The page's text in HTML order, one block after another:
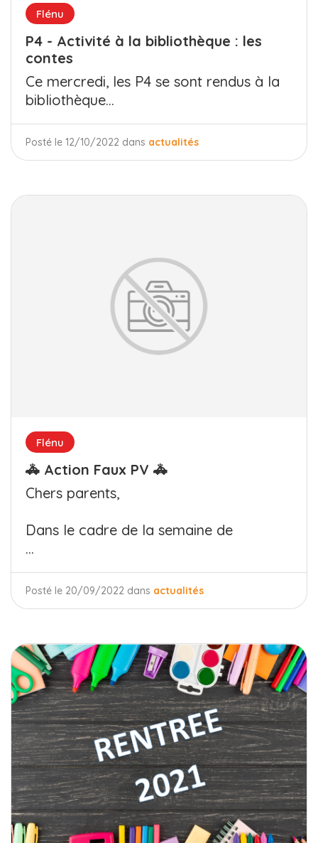
Flénu
P4 - Activité à la bibliothèque : les
contes
Ce mercredi, les P4 se sont rendus à la
bibliothèque...
Posté le 12/10/2022 dans actualités
Flénu
🚓 Action Faux PV 🚓
Chers parents,
Dans le cadre de la semaine de
...
Posté le 20/09/2022 dans actualités